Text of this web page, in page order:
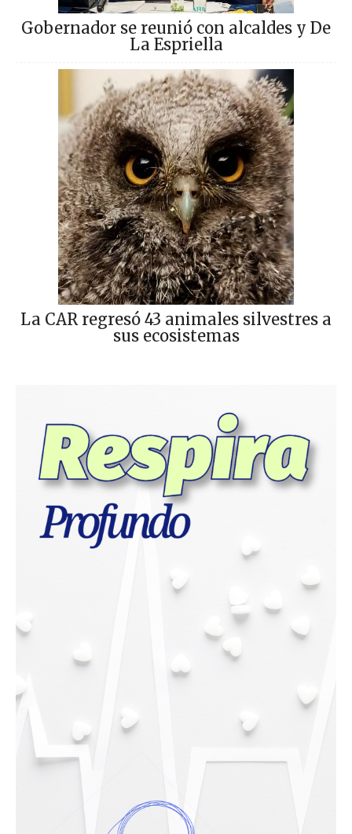
Gobernador se reunió con alcaldes y De
La Espriella
La CAR regresó 43 animales silvestres a
sus ecosistemas